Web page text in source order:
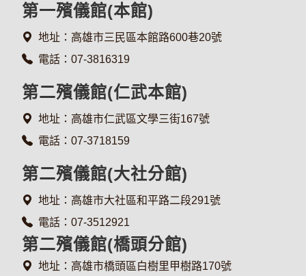
第一殯儀館(本館)
地址：高雄市三民區本館路600巷20號
電話：07-3816319
第二殯儀館(仁武本館)
地址：高雄市仁武區文學三街167號
電話：07-3718159
第二殯儀館(大社分館)
地址：高雄市大社區和平路二段291號
電話：07-3512921
第二殯儀館(橋頭分館)
地址：高雄市橋頭區白樹里甲樹路170號